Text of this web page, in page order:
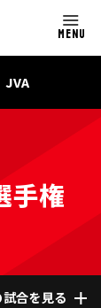
MENU
JVA
手権
合を見る